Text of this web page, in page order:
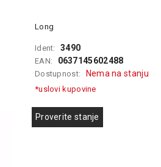
Long
Ident: 3490
EAN: 0637145602488
Dostupnost: Nema na stanju
*uslovi kupovine
Proverite stanje